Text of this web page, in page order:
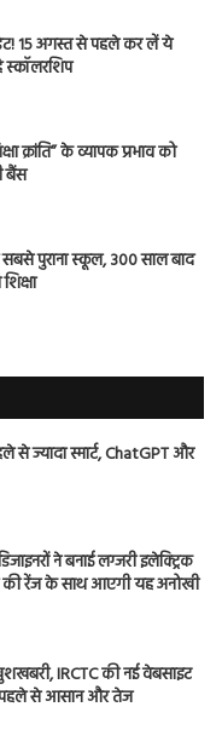
15 अगस्त से पहले कर लें ये
क्रांति” के व्यापक प्रभाव को
बैंस
पुराना स्कूल, 300 साल बाद
से ज्यादा स्मार्ट, ChatGPT और
ने बनाई लग्जरी इलेक्ट्रिक
की रेंज के साथ आएगी यह अनोखी
IRCTC की नई वेबसाइट
पहले से आसान और तेज